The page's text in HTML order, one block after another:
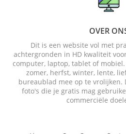
OVER
Dit is een website vol met
achtergronden in HD kwaliteit voor
computer, laptop, tablet of
zomer, herfst, winter, lente,
bureaublad mee op te vrolijken.
foto's die je gratis mag
commerciële